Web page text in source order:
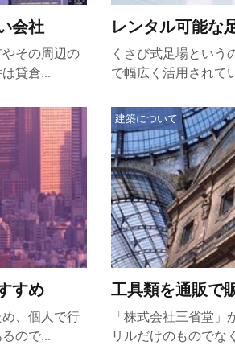
会社
その周辺の
貸倉...
レンタル可能な
くさび式足場という
で幅広く活用されて
すめ
、個人で行
ので...
工具類を通販で
建築について
「株式会社三省堂
リルだけのものでな